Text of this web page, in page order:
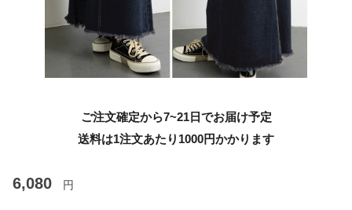
ご注文確定から7~21日でお届け予定
送料は1注文あたり 1000円かかります
6,080 円